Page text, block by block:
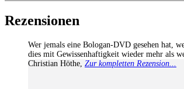
29: Position 3 [02:19]
31: Position 5 [02:28]
32: Position 6 [02:03]
33: Position 7 [02:06]
Rezensionen
Wer jemals eine Bologan-DVD gesehen hat,
dies mit Gewissenhaftigkeit wieder mehr als
Christian Höthe Zur kompletten Rezension...